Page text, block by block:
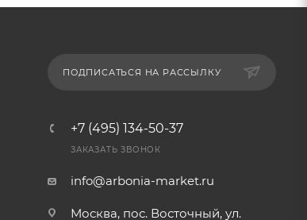
ПОДПИСАТЬСЯ НА РАССЫЛКУ
+7 (495) 134-50-37
ЗАКАЗАТЬ ЗВОНОК
info@arbonia-market.ru
Москва, пос. Восточный, ул.